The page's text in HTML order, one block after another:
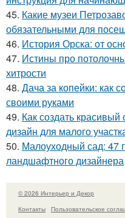
45. Какие музеи
обязательными для
46. История Орска: от
47. Истины про
хитрости
48. Дача за копейки: как
своими руками
49. Как создать
дизайн для малого
50. Малоуходный сад: 47
ландшафтного дизайнера
© 2026 Интерьер и Декор
Контакты
Пользовательское